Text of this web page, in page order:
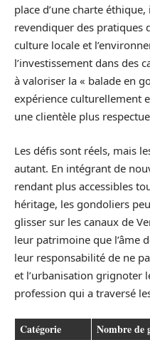
place d’une charte
revendiquer des pratiques
culture locale et
l’investissement dans des
à valoriser la « balade en
expérience culturellement
une clientèle plus
Les défis sont réels, mais
autant. En intégrant de
rendant plus accessibles
héritage, les gondoliers
glisser sur les canaux de
leur patrimoine que l’âme
leur responsabilité de ne
et l’urbanisation grignoter
profession qui a traversé
Catégorie Nombre de